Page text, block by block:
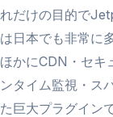
れだけの目的で
は日本でも非常に
ほかにCDN・セキ
ンタイム監視・ス
た巨大プラグイン